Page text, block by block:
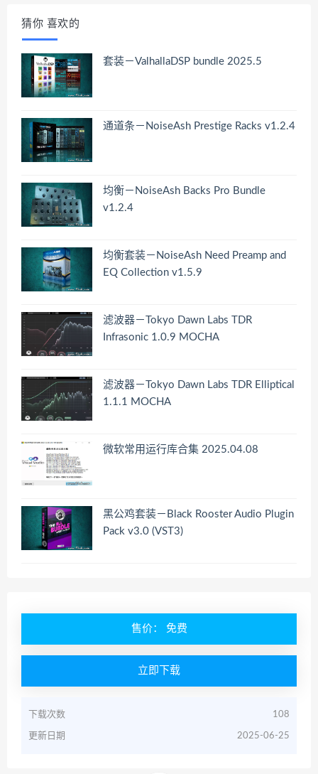
猜你 喜欢的
套装－ValhallaDSP bundle 2025.5
通道条－NoiseAsh Prestige Racks v1.2.4
均衡－NoiseAsh Backs Pro Bundle
v1.2.4
均衡套装－NoiseAsh Need Preamp and
EQ Collection v1.5.9
滤波器－Tokyo Dawn Labs TDR
Infrasonic 1.0.9 MOCHA
滤波器－Tokyo Dawn Labs TDR Elliptical
1.1.1 MOCHA
微软常用运行库合集 2025.04.08
黑公鸡套装－Black Rooster Audio Plugin
Pack v3.0 (VST3)
售价： 免费
立即下载
下载次数 108
更新日期 2025-06-25